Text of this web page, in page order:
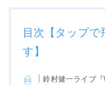
目次【タップで
す】
鈴村健一ライブ